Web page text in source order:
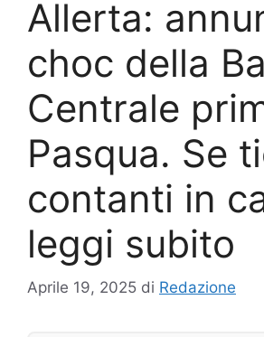
Allerta:
choc della
Centrale
Pasqua. Se
contanti in
leggi subito
Aprile 19, 2025 di Redazione